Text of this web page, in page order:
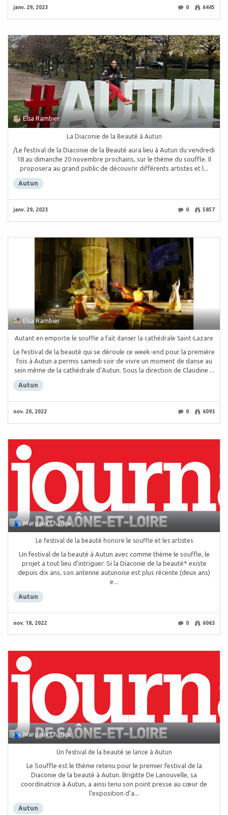
janv. 29, 2023 0 6445
Elsa Rambier
La Diaconie de la Beauté à Autun
/Le festival de la Diaconie de la Beauté aura lieu à Autun du vendredi
18 au dimanche 20 novembre prochains, sur le thème du souffle. Il
proposera au grand public de découvrir différents artistes et l...
Autun
janv. 29, 2023 0 5857
Elsa Rambier
Autant en emporte le souffle a fait danser la cathédrale Saint-Lazare
Le festival de la beauté qui se déroule ce week-end pour la première
fois à Autun a permis samedi soir de vivre un moment de danse au
sein même de la cathédrale d’Autun. Sous la direction de Claudine ...
Autun
nov. 20, 2022 0 6093
Margaux Charice
Le festival de la beauté honore le souffle et les artistes
Un festival de la beauté à Autun avec comme thème le souffle, le
projet a tout lieu d’intriguer. Si la Diaconie de la beauté* existe
depuis dix ans, son antenne autunoise est plus récente (deux ans)
e...
Autun
nov. 18, 2022 0 6063
Margaux Charice
Un festival de la beauté se lance à Autun
Le Souffle est le thème retenu pour le premier festival de la
Diaconie de la beauté à Autun. Brigitte De Lanouvelle, sa
coordinatrice à Autun, a ainsi tenu son point presse au cœur de
l’exposition d’a...
Autun